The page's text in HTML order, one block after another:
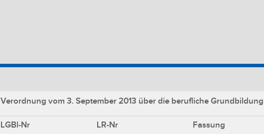
Verordnung vom 3. September 2013 über die berufliche
LGBl-Nr LR-Nr Fassung